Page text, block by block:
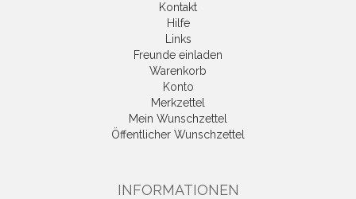
Kontakt
Hilfe
Links
Freunde einladen
Warenkorb
Konto
Merkzettel
Mein Wunschzettel
Öffentlicher Wunschzettel
INFORMATIONEN